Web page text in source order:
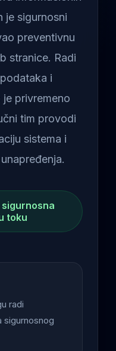
je sigurnosni
preventivnu
stranice. Radi
i
privremeno
tim provodi
sistema i
toku
radi
sigurnosnog